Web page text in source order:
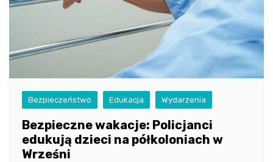
Bezpieczeństwo Edukacja Wydarzenia
Bezpieczne wakacje: Policjanci
edukują dzieci na półkoloniach w
Wrześni